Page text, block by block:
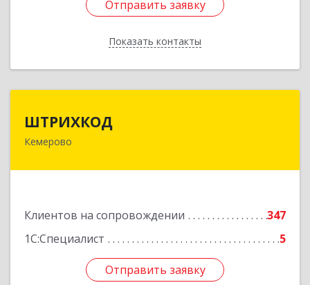
Отправить заявку
Показать контакты
Отправить заявку
Назад
ШТРИХКОД
Кемерово
Клиентов на сопровождении
347
1С:Специалист
5
Отправить заявку
650043, Кемеровская область - Кузбасс обл,
Отправить заявку